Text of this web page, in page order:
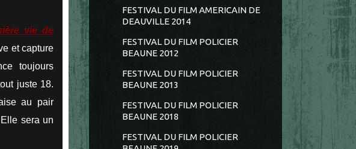
vie de
et capture
toujours
juste 18.
au pair
sera un
FESTIVAL DU FILM AMERICAIN DE
DEAUVILLE 2014
FESTIVAL DU FILM POLICIER
BEAUNE 2012
FESTIVAL DU FILM POLICIER
BEAUNE 2013
FESTIVAL DU FILM POLICIER
BEAUNE 2018
FESTIVAL DU FILM POLICIER